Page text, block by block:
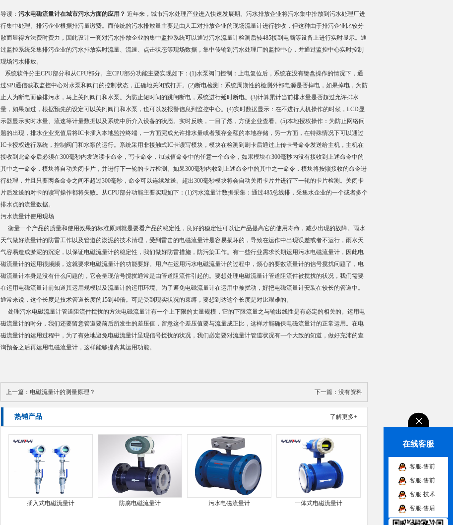
导读： 污水电磁流量计在城市污水方面的应用？ 近年来，城市污水处理产业进入快速发展期。污水排放企业将污水集中排放到污水处理厂进
行集中处理。排污企业根据排污量缴费。而传统的污水排放量主要是由人工对排放企业的现场流量计进行抄收，但这种由于排污企业比较分
散而显得方法费时费力，因此设计一套对污水排放企业的集中监控系统可以通过污水流量计检测后转485接到电脑等设备上进行实时显示。通
过监控系统采集排污企业的污水排放实时流量、流速、点击状态等现场数据，集中传输到污水处理厂的监控中心，并通过监控中心实时控制
现场污水排放。
系统软件分主CPU部分和从CPU部分。主CPU部分功能主要实现如下：(1)水泵阀门控制：上电复位后，系统在没有键盘操作的情况下，通
过SPI通信获取监控中心对水泵和阀门的控制状态，正确地关闭或打开。(2)断电检测：系统周期性的检测外部电源是否掉电，如果掉电，为防
止人为断电而偷排污水，马上关闭阀门和水泵。为防止短时间的跳闸断电，系统进行延时断电。(3)计算累计当前排水量是否超过允许排水
量，如果超过，根据预先的设定可以关闭阀门和水泵，也可以发报警信息到监控中心。(4)实时数据显示：在不进行人机操作的时候，LCD显
示器显示实时水量、流速等计量数据以及系统中所介入设备的状态。实时反映，一目了然，方便企业查看。(5)本地授权操作：为防止网络问
题的出现，排水企业充值后将IC卡插入本地监控终端，一方面完成允许排水量或者预存金额的本地存储，另一方面，在特殊情况下可以通过
IC卡授权进行系统，控制阀门和水泵的运行。系统采用非接触式IC卡读写模块，模块在检测到刷卡后通过上传卡号命令发送给主机，主机在
接收到此命令后必须在300毫秒内发送读卡命令，写卡命令，加减值命令中的任意一个命令，如果模块在300毫秒内没有接收到上述命令中的
其中之一命令，模块将自动关闭卡片，并进行下一轮的卡片检测。如果300毫秒内收到上述命令中的其中之一命令，模块将按照接收的命令进
行处理，并且只要两条命令之间不超过300毫秒，命令可以连续发送。超出300毫秒模块将会自动关闭卡片并进行下一轮的卡片检测。关闭卡
片后发送的对卡的读写操作都将失败。从CPU部分功能主要实现如下：(1)污水流量计数据采集：通过485总线排，采集水企业的一个或者多个
排水点的流量数据。
污水流量计使用现场
衡量一个产品的质量和使用效果的标准原则就是要看产品的稳定性，良好的稳定性可以让产品提高它的使用寿命，减少出现的故障。雨水
天气做好流量计的防雷工作以及管道的淤泥的技术清理，受到雷击的电磁流量计是容易损坏的，导致在运作中出现误差或者不运行，雨水天
气容易造成淤泥的沉淀，以保证电磁流量计的稳定性，我们做好防雷措施，防污染工作。有一些行业需求长期运用污水电磁流量计，因此电
磁流量计的运用很频频，这就要求电磁流量计的功能要好。用户在运用污水电磁流量计的过程中，烦心的要数流量计的信号搅扰问题了，电
磁流量计本身是没有什么问题的，它会呈现信号搅扰通常是由管道阻流件引起的。要想处理电磁流量计管道阻流件被搅扰的状况，我们需要
在运用电磁流量计前知道其运用规模以及流量计的运用环境。为了避免电磁流量计在运用中被扰动，好把电磁流量计安装在较长的管道中。
通常来说，这个长度是技术管道长度的15到40倍。可是受到现实状况的束缚，要想到达这个长度是对比艰难的。
处理污水电磁流量计管道阻流件搅扰的方法电磁流量计有一个上下限的丈量规模，它的下限流量之与输出线性是有必定的相关的。运用电
磁流量计的时分，我们还要留意管道要前后所发生的差压值，留意这个差压值要与流量成正比，这样才能确保电磁流量计的正常运用。在电
磁流量计的运用过程中，为了有效地避免电磁流量计呈现信号搅扰的状况，我们必定要对流量计管道状况有一个大致的知道，做好充沛的查
询预备之后再运用电磁流量计，这样能够提高其运用功能。
上一篇： 电磁流量计的测量原理？ 下一篇： 没有资料
热销产品 了解更多+
插入式电磁流量计 防腐电磁流量计 污水电磁流量计 一体式电磁流量计
在线客服
客服-售前
客服-售前
客服-技术
客服-售后